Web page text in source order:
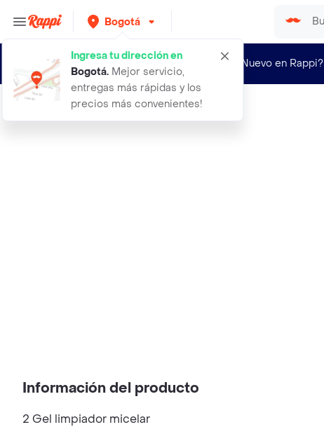
Bogotá
Ingresa tu dirección en
Bogotá. Mejor servicio,
entregas más rápidas y los
precios más convenientes!
¿Nuevo en Rappi?
2 gel limpiador micelar
Información del producto
2 Gel limpiador micelar